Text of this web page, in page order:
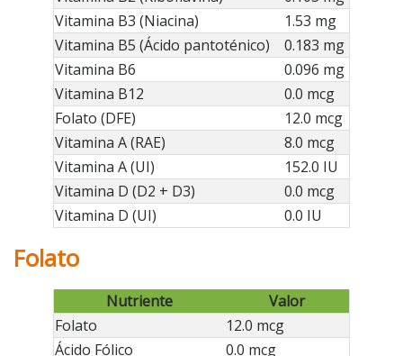
Vitamina B3 (Niacina)
1.53 mg
Vitamina B5 (Ácido pantoténico)
0.183 mg
Vitamina B6
0.096 mg
Vitamina B12
0.0 mcg
Folato (DFE)
12.0 mcg
Vitamina A (RAE)
8.0 mcg
Vitamina A (UI)
152.0 IU
Vitamina D (D2 + D3)
0.0 mcg
Vitamina D (UI)
0.0 IU
Folato
Nutriente
Valor
Folato
12.0 mcg
Ácido Fólico
0.0 mcg